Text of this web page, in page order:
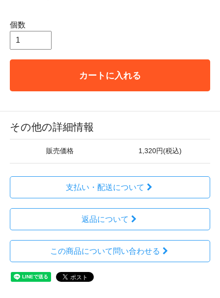
個数
カートに入れる
その他の詳細情報
販売価格 1,320円(税込)
支払い・配送について
返品について
この商品について問い合わせる